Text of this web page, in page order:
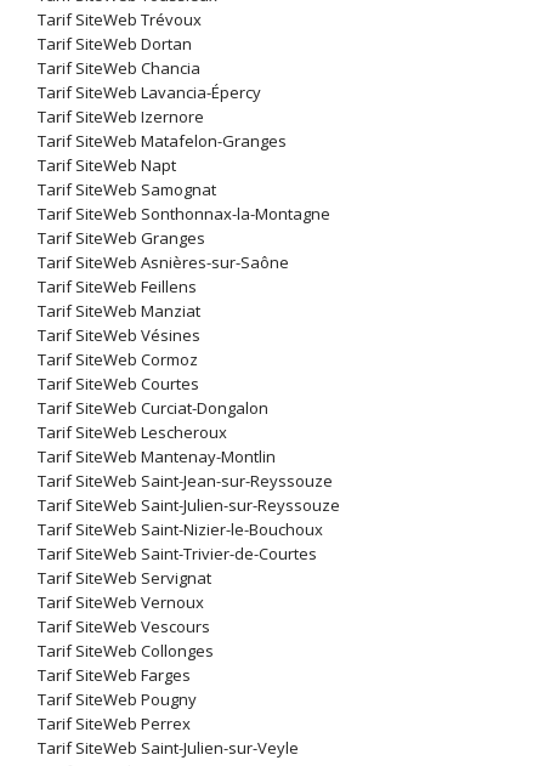
Tarif SiteWeb Trévoux
Tarif SiteWeb Dortan
Tarif SiteWeb Chancia
Tarif SiteWeb Lavancia-Épercy
Tarif SiteWeb Izernore
Tarif SiteWeb Matafelon-Granges
Tarif SiteWeb Napt
Tarif SiteWeb Samognat
Tarif SiteWeb Sonthonnax-la-Montagne
Tarif SiteWeb Granges
Tarif SiteWeb Asnières-sur-Saône
Tarif SiteWeb Feillens
Tarif SiteWeb Manziat
Tarif SiteWeb Vésines
Tarif SiteWeb Cormoz
Tarif SiteWeb Courtes
Tarif SiteWeb Curciat-Dongalon
Tarif SiteWeb Lescheroux
Tarif SiteWeb Mantenay-Montlin
Tarif SiteWeb Saint-Jean-sur-Reyssouze
Tarif SiteWeb Saint-Julien-sur-Reyssouze
Tarif SiteWeb Saint-Nizier-le-Bouchoux
Tarif SiteWeb Saint-Trivier-de-Courtes
Tarif SiteWeb Servignat
Tarif SiteWeb Vernoux
Tarif SiteWeb Vescours
Tarif SiteWeb Collonges
Tarif SiteWeb Farges
Tarif SiteWeb Pougny
Tarif SiteWeb Perrex
Tarif SiteWeb Saint-Julien-sur-Veyle